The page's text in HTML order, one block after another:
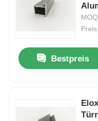
Bestpreis